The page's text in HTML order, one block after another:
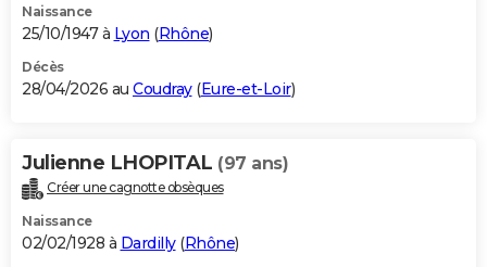
Naissance
25/10/1947 à Lyon (Rhône)
Décès
28/04/2026 au Coudray(Eure-et-Loir)
Julienne LHOPITAL (97 ans)
Créer une cagnotte obsèques
Naissance
02/02/1928 à Dardilly(Rhône)